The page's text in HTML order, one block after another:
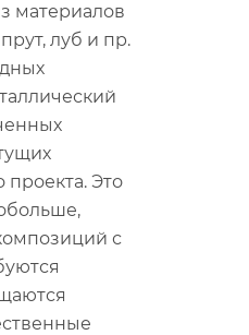
материалов
луб и пр.
Это
с